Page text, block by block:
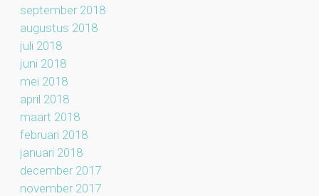
september 2018
augustus 2018
juli 2018
juni 2018
mei 2018
april 2018
maart 2018
februari 2018
januari 2018
december 2017
november 2017